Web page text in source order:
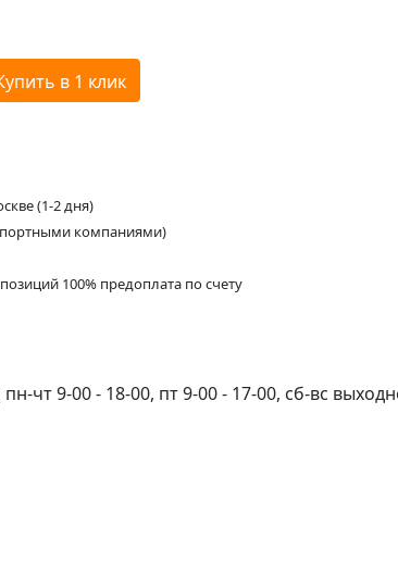
в 1 клик
(1-2 дня)
компаниями)
100% предоплата по счету
пн-чт 9-00 - 18-00, пт 9-00 - 17-00, сб-вс